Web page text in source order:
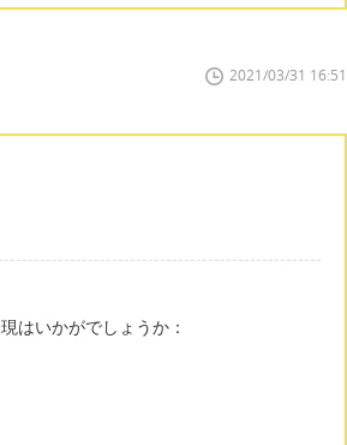
2021/03/31 16:51
はいかがでしょうか：